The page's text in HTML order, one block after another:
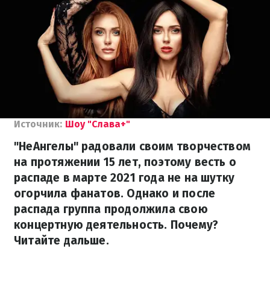
Источник: Шоу "Слава+"
"НеАнгелы" радовали своим творчеством
на протяжении 15 лет, поэтому весть о
распаде в марте 2021 года не на шутку
огорчила фанатов. Однако и после
распада группа продолжила свою
концертную деятельность. Почему?
Читайте дальше.